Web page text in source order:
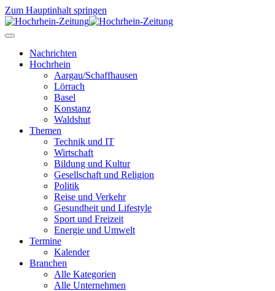
Zum Hauptinhalt springen
Nachrichten
Hochrhein
Aargau/Schaffhausen
Lörrach
Basel
Konstanz
Waldshut
Themen
Technik und IT
Wirtschaft
Bildung und Kultur
Gesellschaft und Religion
Politik
Reise und Verkehr
Gesundheit und Lifestyle
Sport und Freizeit
Energie und Umwelt
Termine
Kalender
Branchen
Alle Kategorien
Alle Unternehmen